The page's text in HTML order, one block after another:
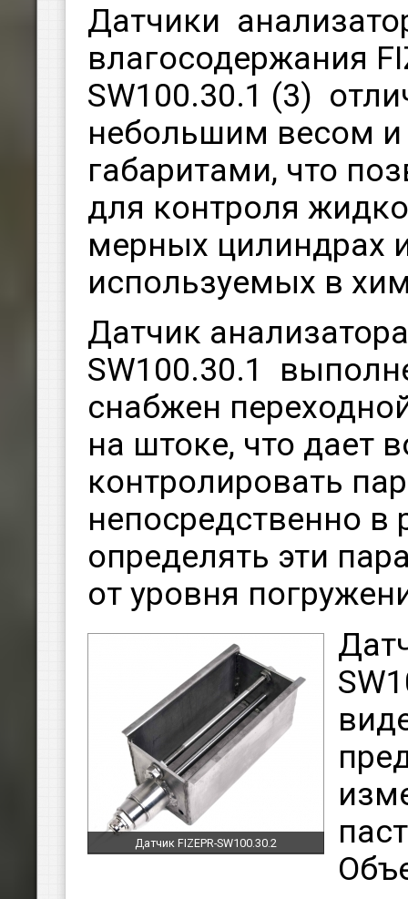
Датчики
влагосодержания
SW100.30.1 (3)
небольшим весом и
габаритами, что
для контроля
мерных цилиндрах
используемых в
Датчик
SW100.30.1
снабжен
на штоке, что дает
контролировать
непосредственно в
определять эти
от уровня
Датчик FIZEPR-SW100.30.2